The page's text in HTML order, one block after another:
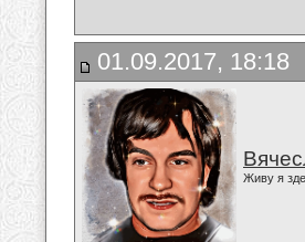
01.09.2017, 18:18
Живу я